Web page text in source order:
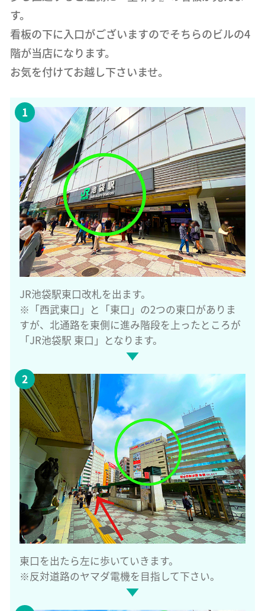
す。
看板の下に入口がございますのでそちらのビルの4
階が当店になります。
お気を付けてお越し下さいませ。
JR池袋駅東口改札を出ます。
※「西武東口」と「東口」の2つの東口がありま
すが、北通路を東側に進み階段を上ったところが
「JR池袋駅 東口」となります。
東口を出たら左に歩いていきます。
※反対道路のヤマダ電機を目指して下さい。